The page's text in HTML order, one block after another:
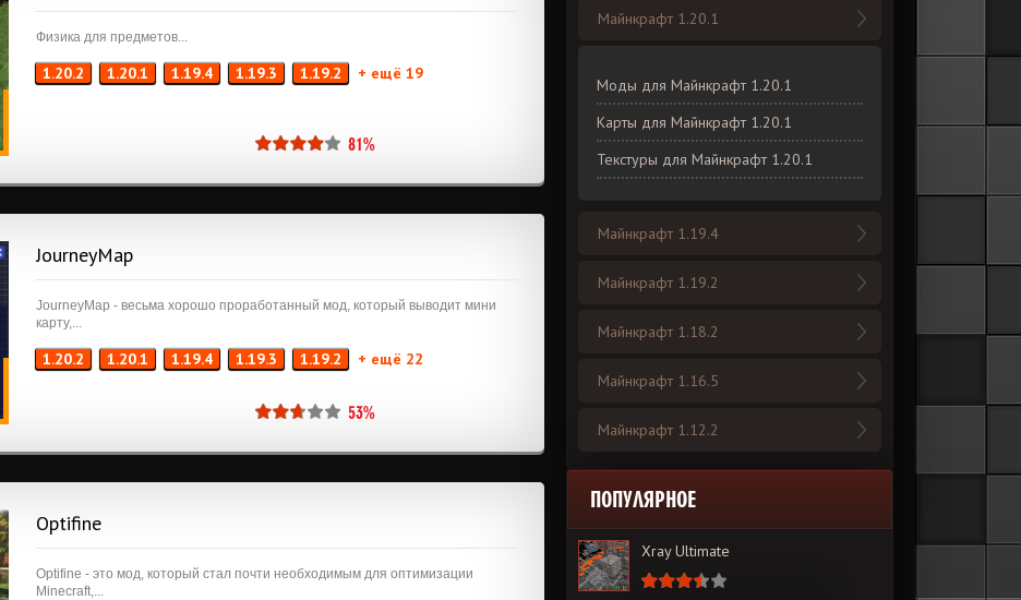
Физика для предметов...
1.20.2 1.20.1 1.19.4 1.19.3 1.19.2 + ещё 19
81%
JourneyMap
JourneyMap - весьма хорошо проработанный мод, который выводит мини
карту,...
1.20.2 1.20.1 1.19.4 1.19.3 1.19.2 + ещё 22
53%
Optifine
Optifine - это мод, который стал почти необходимым для оптимизации
Minecraft,...
Майнкрафт 1.20.1
Моды для Майнкрафт 1.20.1
Карты для Майнкрафт 1.20.1
Текстуры для Майнкрафт 1.20.1
Майнкрафт 1.19.4
Майнкрафт 1.19.2
Майнкрафт 1.18.2
Майнкрафт 1.16.5
Майнкрафт 1.12.2
ПОПУЛЯРНОЕ
Xray Ultimate